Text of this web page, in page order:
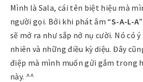
Mình là Sala, cái tên biệt hiệu mà
người gọi. Bởi khi phát âm “S-A-L-A
sẽ mở ra như sắp nở nụ cười. Nó có
nhiên và những điều kỳ diệu. Đây
điệp mà mình muốn gửi gắm trong
này. ^^